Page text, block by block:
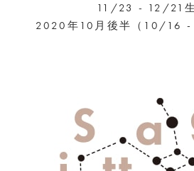
11/23 - 12/21
2020年10月後半（10/16